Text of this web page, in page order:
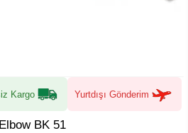
Kargo Yurtdışı Gönderim
BK 51